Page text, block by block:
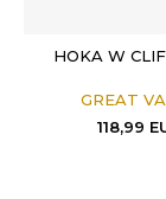
HOKA W
GREAT
118,99